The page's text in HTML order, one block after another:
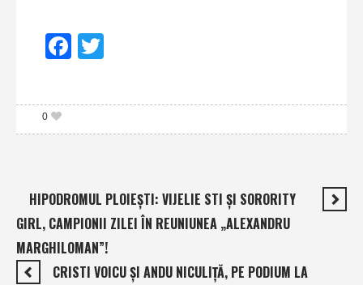
Facebook
0
HIPODROMUL PLOIEŞTI: VIJELIE STI ŞI SORORITY
GIRL, CAMPIONII ZILEI ÎN REUNIUNEA „ALEXANDRU
MARGHILOMAN”!
CRISTI VOICU ŞI ANDU NICULIŢĂ, PE PODIUM LA